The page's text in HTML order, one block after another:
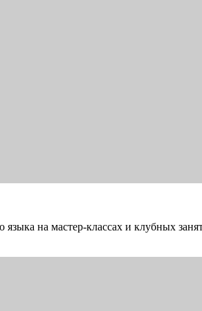
языка на мастер-классах и клубных